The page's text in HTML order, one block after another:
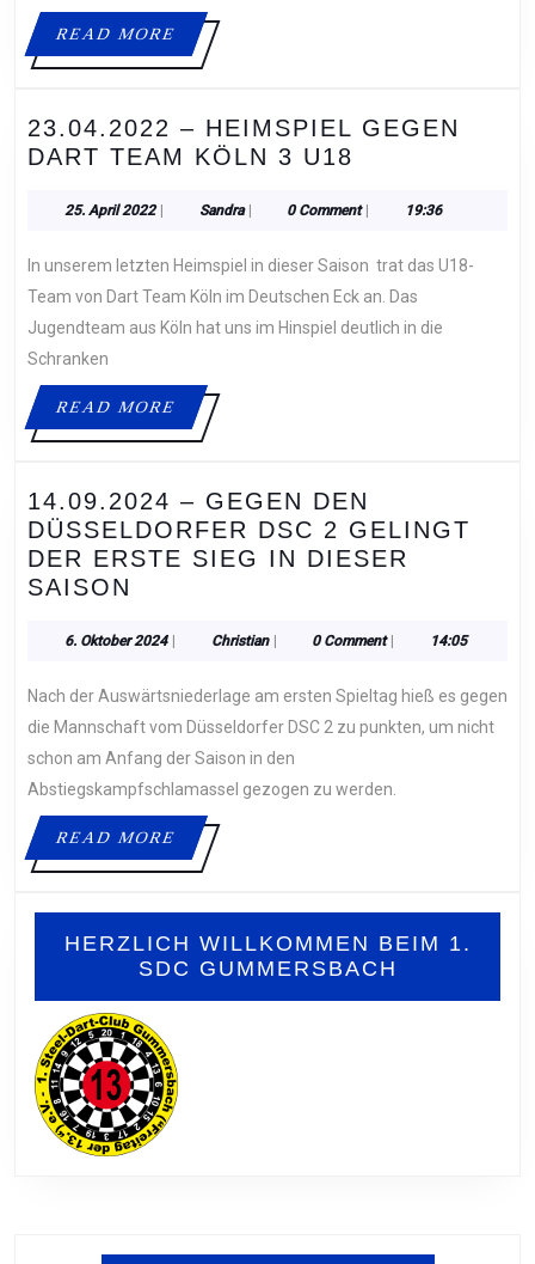
READ MOREREAD
MORE
23.04.2022 – HEIMSPIEL GEGEN
DART TEAM KÖLN 3 U18
HEIMSPIEL
DART
TEAM
KÖLN
25. April 202225.
| SandraSandra
| 0 Comment | 19:36
Team von Dart Team Köln im Deutschen Eck an. Das
Jugendteam aus Köln hat uns im Hinspiel deutlich in die
Schranken
READ MOREREAD
MORE
14.09.2024 – GEGEN DEN
DÜSSELDORFER DSC 2 GELINGT
DER ERSTE SIEG IN DIESER
SAISON
GEGEN
DÜSSELDORFER
DSC
2
GELINGT
DER
ERSTE
SIEG
DIESER
SAISON
6. Oktober 20246.| ChristianChristian
| 0 Comment | 14:05
Nach der Auswärtsniederlage am ersten Spieltag hieß es gegen
die Mannschaft vom Düsseldorfer DSC 2 zu punkten, um nicht
schon am Anfang der Saison in den
Abstiegskampfschlamassel gezogen zu werden.
READ MOREREAD
MORE
HERZLICH WILLKOMMEN BEIM 1.
SDC GUMMERSBACH